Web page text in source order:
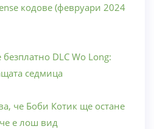
кодове (февруари 2024
DLC Wo Long:
седмица
че Боби Котик ще остане
е лош вид